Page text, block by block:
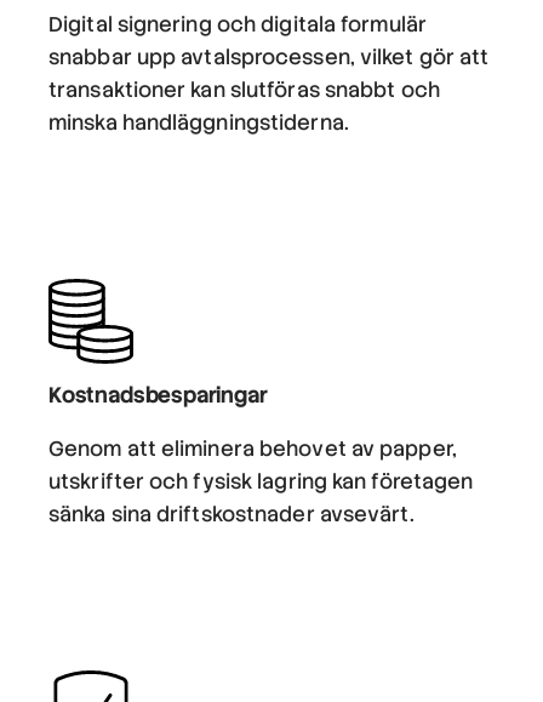
Digital signering och digitala formulär
snabbar upp avtalsprocessen, vilket gör att
transaktioner kan slutföras snabbt och
minska handläggningstiderna.
Kostnadsbesparingar
Genom att eliminera behovet av papper,
utskrifter och fysisk lagring kan företagen
sänka sina driftskostnader avsevärt.